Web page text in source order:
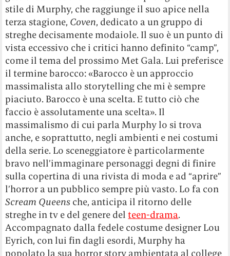
stile di Murphy, che raggiunge il suo apice nella
terza stagione, Coven, dedicato a un gruppo di
streghe decisamente modaiole. Il suo è un punto di
vista eccessivo che i critici hanno definito “camp”,
come il tema del prossimo Met Gala. Lui preferisce
il termine barocco: «Barocco è un approccio
massimalista allo storytelling che mi è sempre
piaciuto. Barocco è una scelta. E tutto ciò che
faccio è assolutamente una scelta». Il
massimalismo di cui parla Murphy lo si trova
anche, e soprattutto, negli ambienti e nei costumi
della serie. Lo sceneggiatore è particolarmente
bravo nell’immaginare personaggi degni di finire
sulla copertina di una rivista di moda e ad “aprire”
l’horror a un pubblico sempre più vasto. Lo fa con
Scream Queens che, anticipa il ritorno delle
streghe in tv e del genere delteen-drama.
Accompagnato dalla fedele costume designer Lou
Eyrich, con lui fin dagli esordi, Murphy ha
popolato la sua horror story ambientata al college